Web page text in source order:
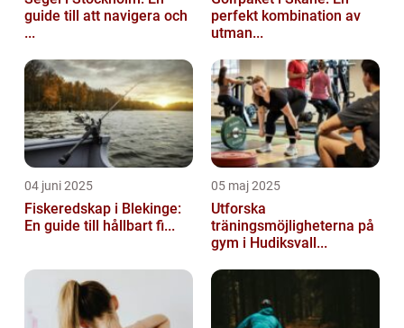
guide till att navigera och
...
perfekt kombination av
utman...
04 juni 2025
Fiskeredskap i Blekinge:
En guide till hållbart fi...
05 maj 2025
Utforska
träningsmöjligheterna på
gym i Hudiksvall...